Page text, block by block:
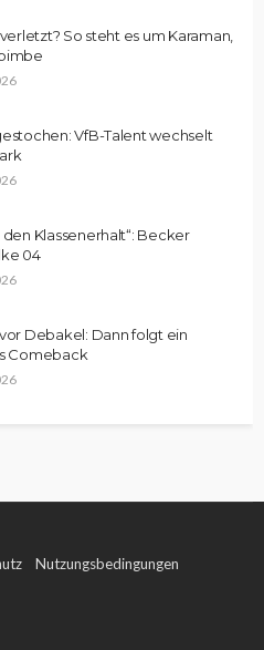
So steht es um Karaman,
VfB-Talent wechselt
den Klassenerhalt“: Becker
04
Debakel: Dann folgt ein
Comeback
Nutzungsbedingungen